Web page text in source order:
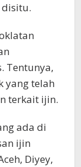
Tentunya,
yang telah
terkait ijin.
ada di
ijin
Diyey,